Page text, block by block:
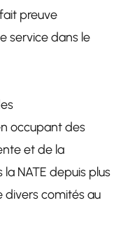
preuve
service dans le
occupant des
et de la
NATE depuis plus
comités au